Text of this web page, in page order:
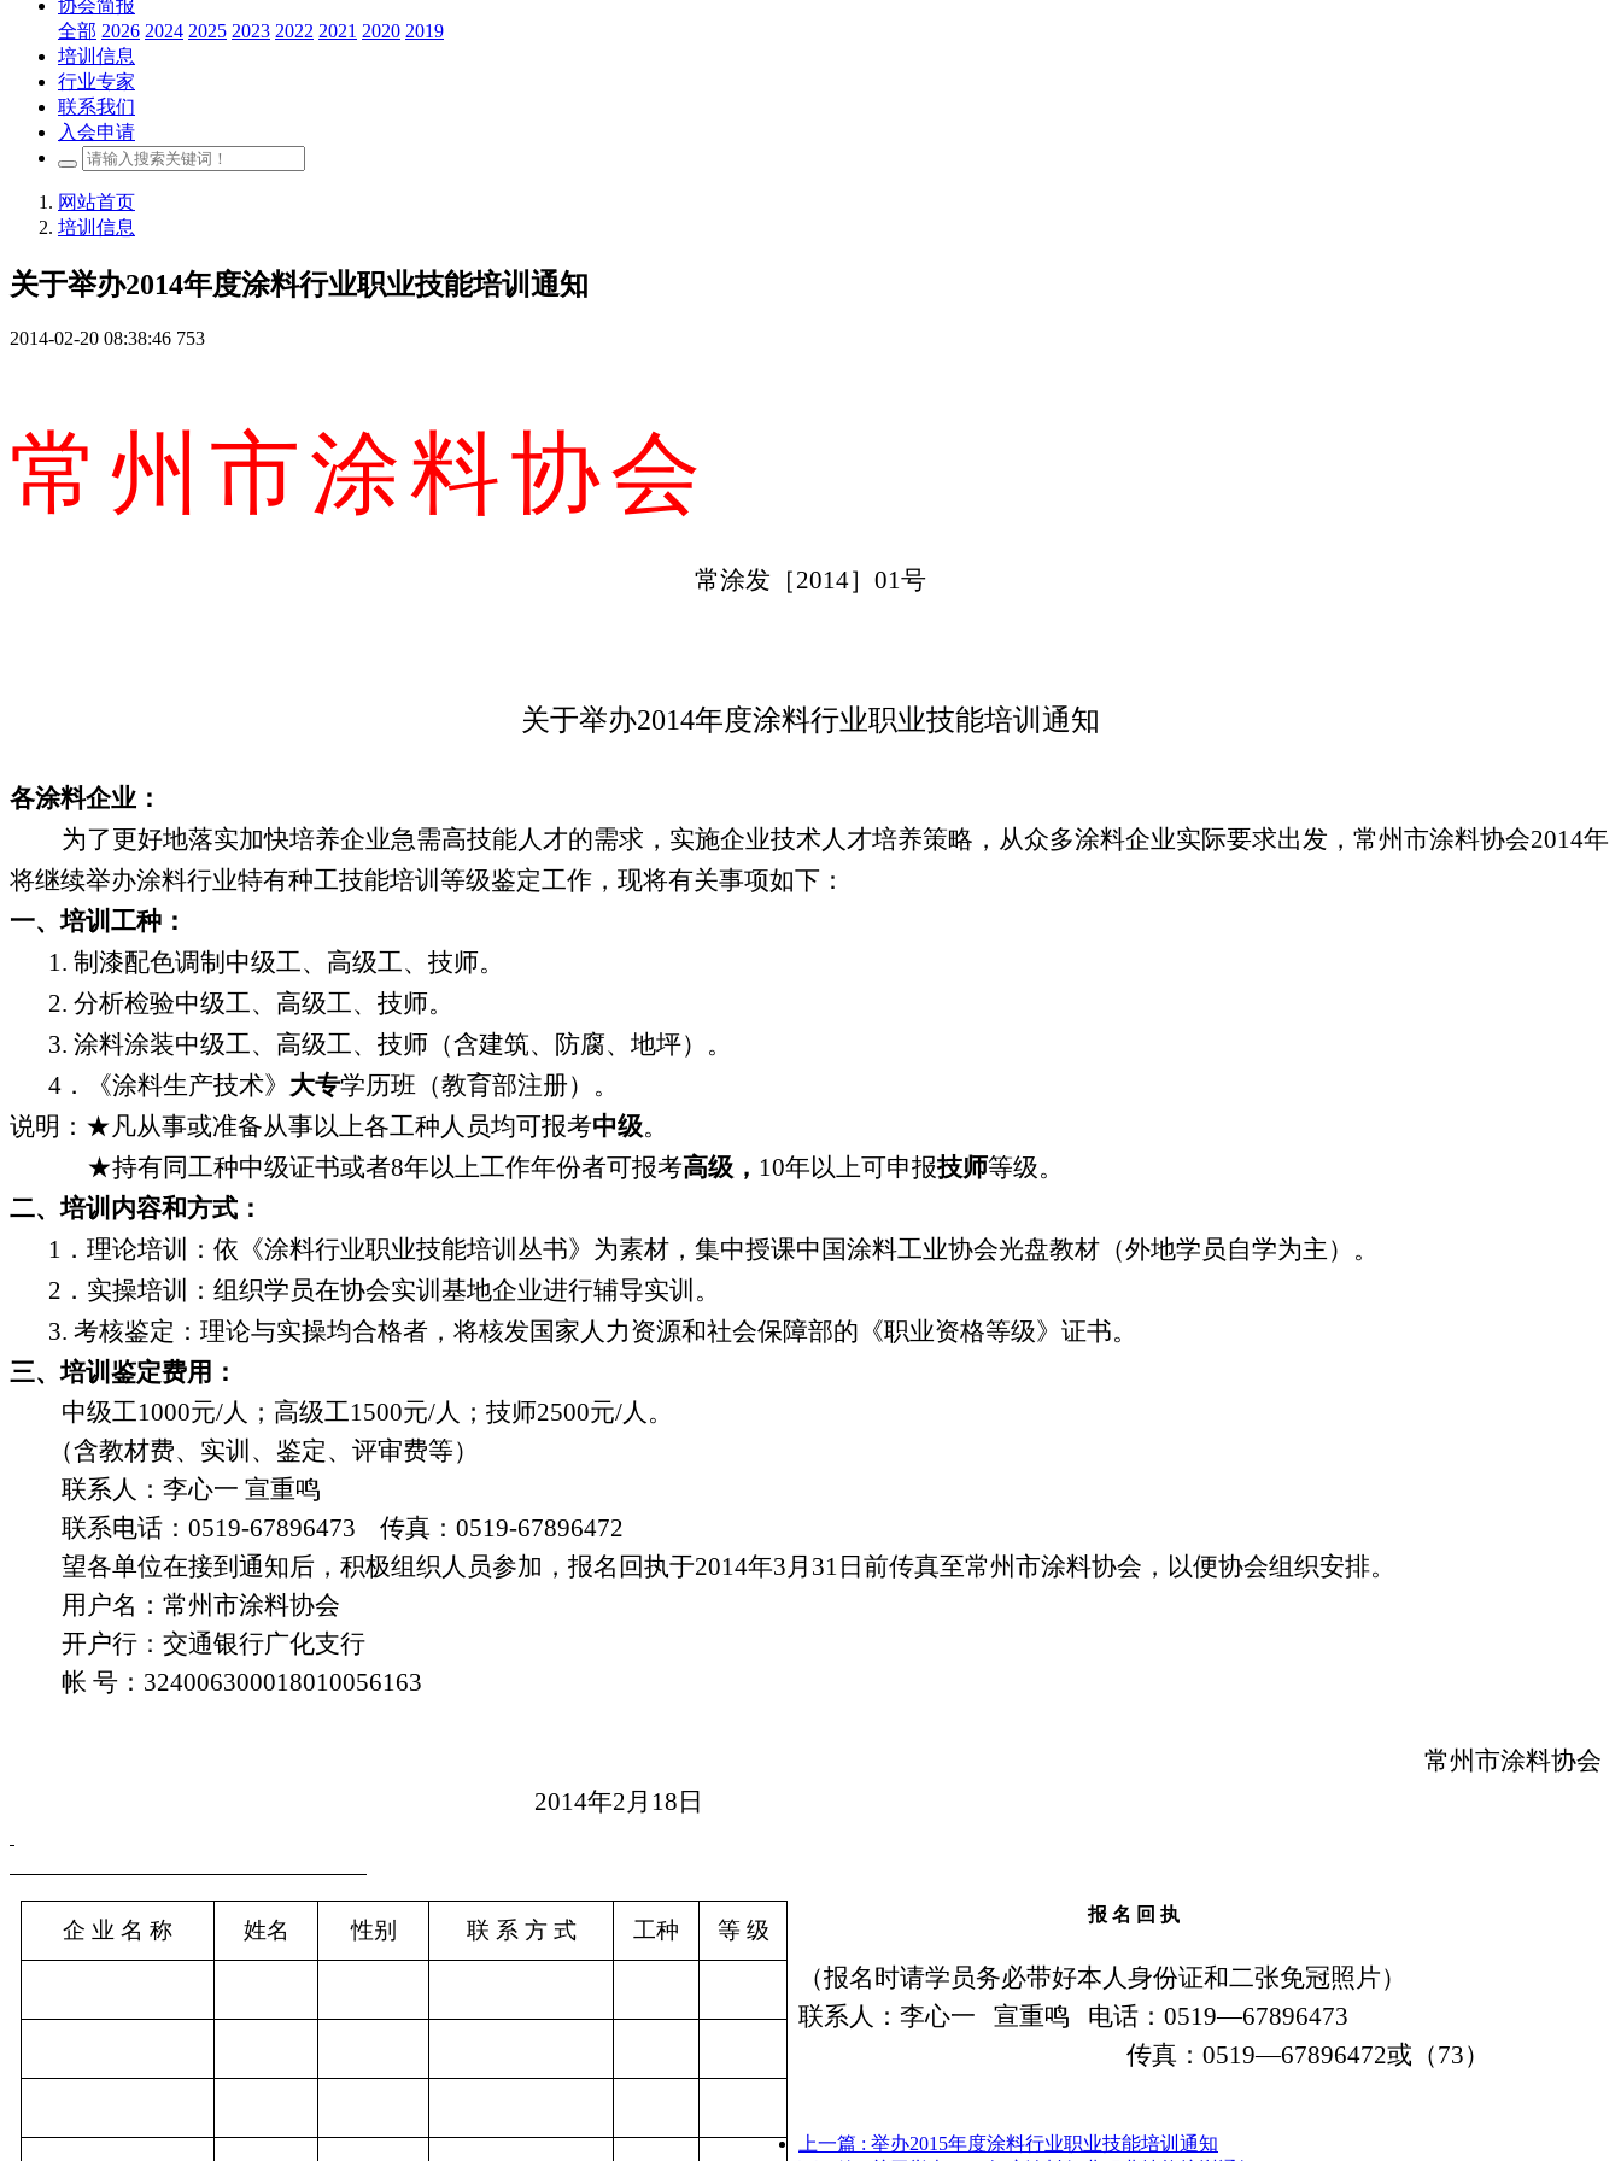
协会简报
全部 2026 2024 2025 2023 2022 2021 2020 2019
培训信息
行业专家
联系我们
入会申请
网站首页
培训信息
关于举办2014年度涂料行业职业技能培训通知
2014-02-20 08:38:46 753
常州市涂料协会
常涂发［2014］ 01号
关于举办2014年度涂料行业职业技能培训通知
各涂料企业：
为了更好地落实加快培养企业急需高技能人才的需求，实施企业技术人才培养策略，从众多涂料企业实际要求出发，常州市涂料协会2014年
将继续举办涂料行业特有种工技能培训等级鉴定工作，现将有关事项如下：
一、培训工种：
1. 制漆配色调制中级工、高级工、技师。
2. 分析检验中级工、高级工、技师。
3. 涂料涂装中级工、高级工、技师（含建筑、防腐、地坪）。
4 ．《涂料生产技术》 大专学历班（教育部注册）。
说明：★凡从事或准备从事以上各工种人员均可报考中级。
★持有同工种中级证书或者8年以上工作年份者可报考高级， 10年以上可申报技师等级。
二、培训内容和方式：
1 ．理论培训：依《涂料行业职业技能培训丛书》为素材，集中授课中国涂料工业协会光盘教材（外地学员自学为主）。
2 ．实操培训：组织学员在协会实训基地企业进行辅导实训。
3. 考核鉴定：理论与实操均合格者，将核发国家人力资源和社会保障部的《职业资格等级》证书。
三、培训鉴定费用：
中级工1000元/人；高级工1500元/人；技师2500元/人。
（含教材费、实训、鉴定、评审费等）
联系人：李心一 宣重鸣
联系电话： 0519-67896473 传真： 0519-67896472
望各单位在接到通知后，积极组织人员参加，报名回执于2014年3月 31 日前传真至常州市涂料协会，以便协会组织安排。
用户名：常州市涂料协会
开户行：交通银行广化支行
帐 号： 324006300018010056163
常州市涂料协会
2014年2月 18 日
企 业 名 称 姓名 性别 联 系 方 式 工种 等 级
报 名 回 执
（报名时请学员务必带好本人身份证和二张免冠照片）
联系人：李心一
宣重鸣 电话： 0519—67896473
传真：0519—67896472或（73）
上一篇 : 举办2015年度涂料行业职业技能培训通知